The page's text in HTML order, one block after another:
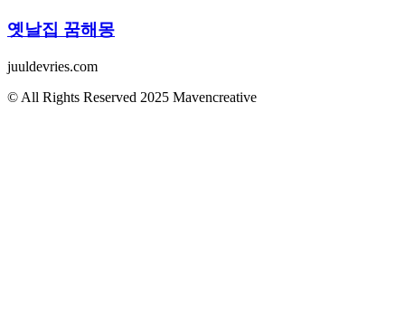
옛날집 꿈해몽
juuldevries.com
© All Rights Reserved 2025 Mavencreative